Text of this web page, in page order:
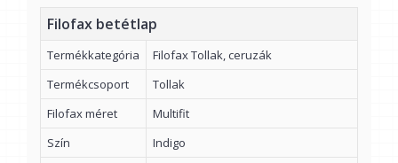
Filofax betétlap
Termékkategória
Filofax Tollak, ceruzák
Termékcsoport
Tollak
Filofax méret
Multifit
Szín
Indigo